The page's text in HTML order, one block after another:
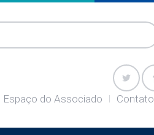
Espaço do Associado Contato